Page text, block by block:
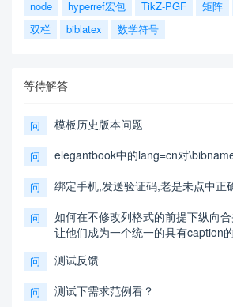
node
hyperref宏包 TikZ-PGF 矩阵
双栏
biblatex 数学符号
等待解答
问 模板历史版本问题
问 elegantbook中的lang=cn对
问 绑定手机,发送验证码,老是未点中正
问
如何在不修改列格式的前提下纵向
让他们成为一个统一的具有caption
问 测试反馈
问 测试下需求范例看？